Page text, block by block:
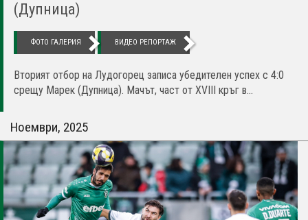
(Дупница)
ФОТО ГАЛЕРИЯ ВИДЕО РЕПОРТАЖ
Вторият отбор на Лудогорец записа убедителен успех с 4:0
срещу Марек (Дупница). Мачът, част от XVIII кръг в...
Ноември, 2025